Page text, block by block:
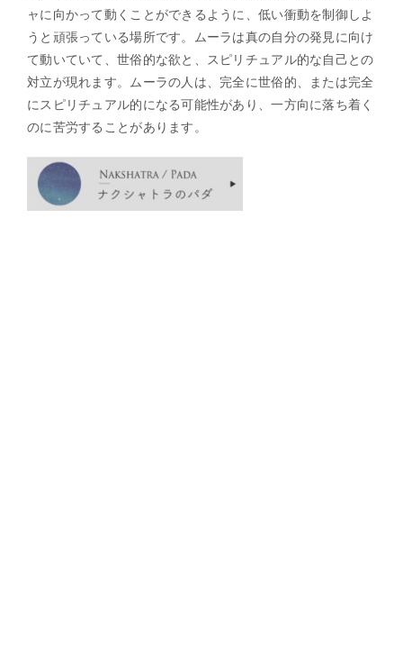
ャに向かって動くことができるように、低い衝動を制御しよ
うと頑張っている場所です。ムーラは真の自分の発見に向け
て動いていて、世俗的な欲と、スピリチュアル的な自己との
対立が現れます。ムーラの人は、完全に世俗的、または完全
にスピリチュアル的になる可能性があり、一方向に落ち着く
のに苦労することがあります。